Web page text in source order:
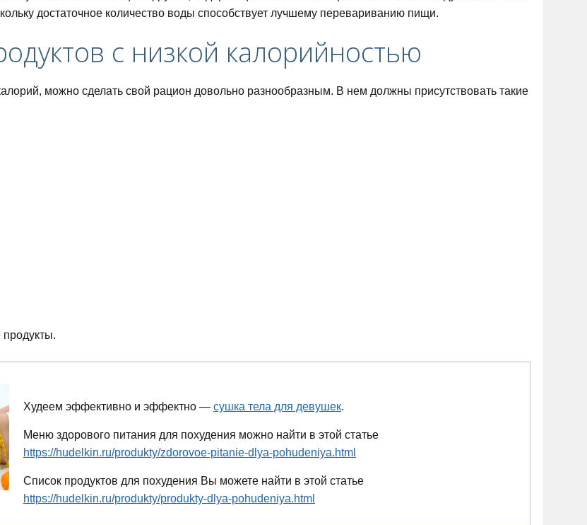
достаточное количество воды способствует лучшему перевариванию пищи.
с низкой калорийностью
можно сделать свой рацион довольно разнообразным. В нем должны присутствовать такие
Худеем эффективно и эффектно — сушка тела для девушек.
Меню здорового питания для похудения можно найти в этой статье
https://hudelkin.ru/produkty/zdorovoe-pitanie-dlya-pohudeniya.html
Список продуктов для похудения Вы можете найти в этой статье
https://hudelkin.ru/produkty/produkty-dlya-pohudeniya.html
похудения
и таблица